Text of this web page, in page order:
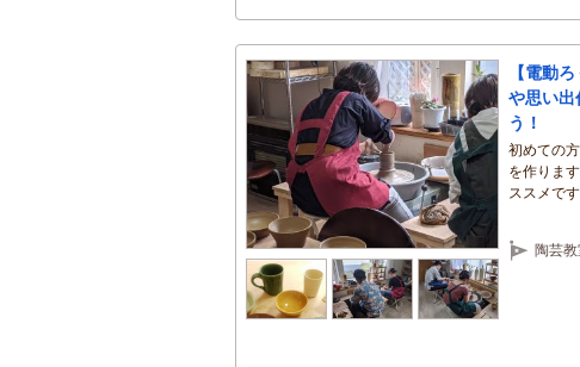
【電動
や思い出
う！
初めての
を作りま
ススメで
陶芸